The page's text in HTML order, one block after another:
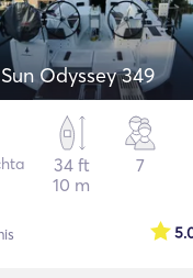
Odyssey 349
34 ft
10 m
7